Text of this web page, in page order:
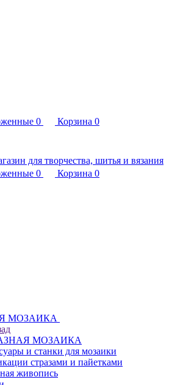
0 Корзина 0
0 Корзина 0
МОЗАИКА
МОЗАИКА
и станки для мозаики
стразами и пайетками
живопись